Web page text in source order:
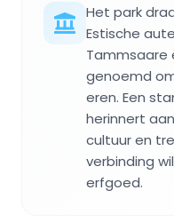
Het park
Estische
Tammsaare
genoemd
eren. Een
herinnert
cultuur en
verbinding
erfgoed.